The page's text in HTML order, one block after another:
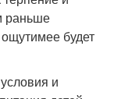
раньше
будет
и